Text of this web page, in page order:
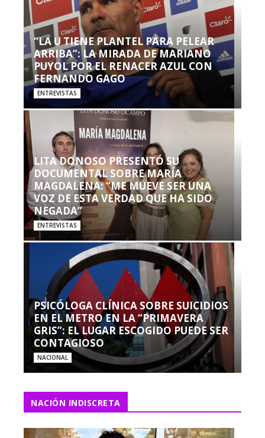
“LA U TIENE PLANTEL PARA PELEAR
ARRIBA”: LA MIRADA DE MARIANO
PUYOL POR EL RENACER AZUL CON
FERNANDO GAGO
ENTREVISTAS
LITA DONOSO PRESENTÓ SU
DOCUMENTAL SOBRE MARÍA
MAGDALENA: “ME MUEVE SER UNA
VOZ DE ESTA VERDAD QUE HA SIDO
NEGADA”
ENTREVISTAS
PSICÓLOGA CLÍNICA SOBRE SUICIDIOS
EN EL METRO EN LA “PRIMAVERA
GRIS”: EL LUGAR ESCOGIDO PUEDE SER
CONTAGIOSO
NACIONAL
NACIÓN INDISCRETA